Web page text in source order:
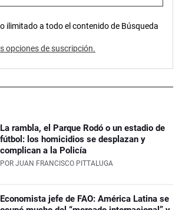
ilimitado a todo el contenido de Búsqueda
opciones de suscripción.
La rambla, el Parque Rodó o un estadio de
fútbol: los homicidios se desplazan y
complican a la Policía
POR JUAN FRANCISCO PITTALUGA
Economista jefe de FAO: América Latina se